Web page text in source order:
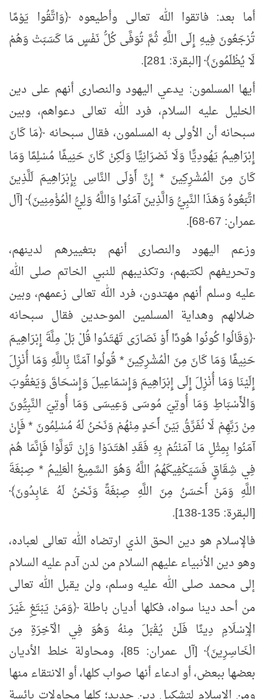
أما بعد: فاتقوا الله تعالى وأطيعوه ﴿وَاتَّقُوا يَوْمًا
تُرْجَعُونَ فِيهِ إِلَى اللَّهِ ثُمَّ تُوَفَّى كُلُّ نَفْسٍ مَا كَسَبَتْ وَهُمْ
لَا يُظْلَمُونَ﴾ [البقرة: 281].
أيها المسلمون: يدعي اليهود والنصارى أنهم على دين
الخليل عليه السلام، فرد الله تعالى دعواهم، وبين
سبحانه أن الأولى به المسلمون، فقال سبحانه ﴿مَا كَانَ
إِبْرَاهِيمُ يَهُودِيًّا وَلَا نَصْرَانِيًّاوَلَكِنْ كَانَ حَنِيفًا مُسْلِمًا وَمَا
كَانَ مِنَ الْمُشْرِكِينَ * إِنَّ أَوْلَى النَّاسِ بِإِبْرَاهِيمَ لَلَّذِينَ
اتَّبَعُوهُ وَهَذَا النَّبِيُّ وَالَّذِينَ آمَنُوا وَاللَّهُ وَلِيُّ الْمُؤْمِنِينَ﴾ [آل
عمران: 67-68].
وزعم اليهود والنصارى أنهم بتغييرهم لدينهم،
وتحريفهم لكتبهم، وتكذيبهم للنبي الخاتم صلى الله
عليه وسلم أنهم مهتدون، فرد الله تعالى زعمهم، وبين
ضلالهم وهداية المسلمين الموحدين فقال سبحانه
﴿وَقَالُواكُونُواهُودًا أَوْ نَصَارَى تَهْتَدُوا قُلْ بَلْ مِلَّةَ إِبْرَاهِيمَ
حَنِيفًا وَمَا كَانَ مِنَ الْمُشْرِكِينَ * قُولُوا آمَنَّا بِاللَّهِ وَمَا أُنْزِلَ
إِلَيْنَا وَمَا أُنْزِلَ إِلَى إِبْرَاهِيمَ وَإِسْمَاعِيلَ وَإِسْحَاقَ وَيَعْقُوبَ
وَالْأَسْبَاطِ وَمَا أُوتِيَ مُوسَى وَعِيسَى وَمَا أُوتِيَ النَّبِيُّونَ
مِنْ رَبِّهِمْ لَا نُفَرِّقُ بَيْنَ أَحَدٍ مِنْهُمْ وَنَحْنُ لَهُ مُسْلِمُونَ * فَإِنْ
آمَنُوا بِمِثْلِ مَا آمَنْتُمْ بِهِ فَقَدِ اهْتَدَوْا وَإِنْ تَوَلَّوْا فَإِنَّمَا هُمْ
فِي شِقَاقٍ فَسَيَكْفِيكَهُمُ اللَّهُ وَهُوَ السَّمِيعُ الْعَلِيمُ * صِبْغَةَ
اللَّهِ وَمَنْ أَحْسَنُ مِنَ اللَّهِ صِبْغَةً وَنَحْنُ لَهُ عَابِدُونَ﴾
[البقرة: 135-138].
فالإسلام هو دين الحق الذي ارتضاه الله تعالى لعباده،
وهو دين الأنبياء عليهم السلام من لدن آدم عليه السلام
إلى محمد صلى الله عليه وسلم، ولن يقبل الله تعالى
من أحد دينا سواه، فكلها أديان باطلة ﴿وَمَنْ يَبْتَغِ غَيْرَ
الْإِسْلَامِ دِينًا فَلَنْ يُقْبَلَ مِنْهُ وَهُوَ فِي الْآخِرَةِ مِنَ
الْخَاسِرِينَ﴾ [آل عمران: 85]، ومحاولة خلط الأديان
بعضها ببعض، أو ادعاء أنها صواب كلها، أو الانتقاء منها